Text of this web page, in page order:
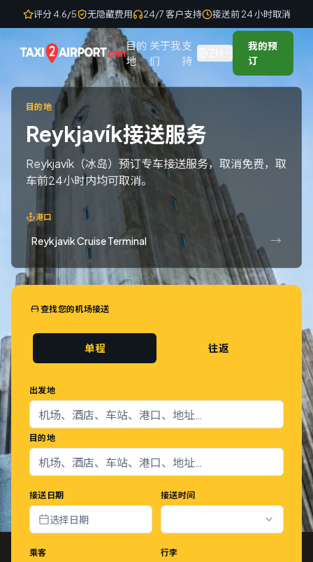
Skip to content
评分 4.6/5 无隐藏费用 24/7 客户支持 接送前 24 小时取消
目的
地
关于我
们
支
持
我的预
订
目的地
Reykjavík接送服务
Reykjavík（冰岛）预订专车接送服务，取消免费，取
车前24小时内均可取消。
港口
Reykjavik Cruise Terminal →
查找您的机场接送
单程 往返
出发地
目的地
接送日期
选择日期
接送时间
乘客 行李